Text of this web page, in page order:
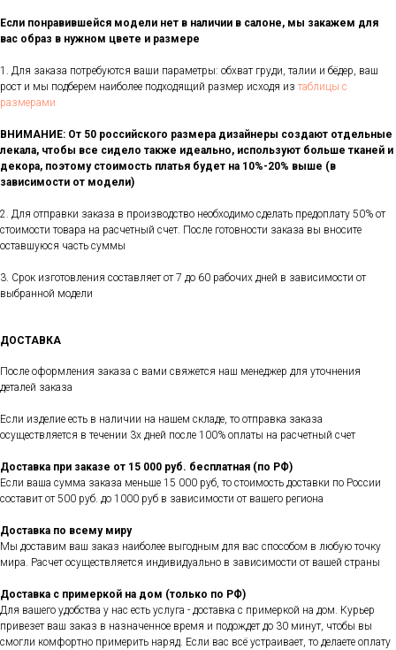
Если понравившейся модели нет в наличии в салоне, мы закажем для
вас образ в нужном цвете и размере
1. Для заказа потребуются ваши параметры: обхват груди, талии и бёдер, ваш
рост и мы подберем наиболее подходящий размер исходя из таблицы с
размерами
ВНИМАНИЕ: От 50 российского размера дизайнеры создают отдельные
лекала, чтобы все сидело также идеально, используют больше тканей и
декора, поэтому стоимость платья будет на 10%-20% выше (в
зависимости от модели)
2. Для отправки заказа в производство необходимо сделать предоплату 50% от
стоимости товара на расчетный счет. После готовности заказа вы вносите
оставшуюся часть суммы
3. Срок изготовления составляет от 7 до 60 рабочих дней в зависимости от
выбранной модели
ДОСТАВКА
После оформления заказа с вами свяжется наш менеджер для уточнения
деталей заказа
Если изделие есть в наличии на нашем складе, то отправка заказа
осуществляется в течении 3х дней после 100% оплаты на расчетный счет
Доставка при заказе от 15 000 руб. бесплатная (по РФ)
Если ваша сумма заказа меньше 15 000 руб, то стоимость доставки по России
составит от 500 руб. до 1000 руб в зависимости от вашего региона
Доставка по всему миру
Мы доставим ваш заказ наиболее выгодным для вас способом в любую точку
мира. Расчет осуществляется индивидуально в зависимости от вашей страны
Доставка с примеркой на дом (только по РФ)
Для вашего удобства у нас есть услуга - доставка с примеркой на дом. Курьер
привезет ваш заказ в назначенное время и подождет до 30 минут, чтобы вы
смогли комфортно примерить наряд. Если вас всё устраивает, то делаете оплату